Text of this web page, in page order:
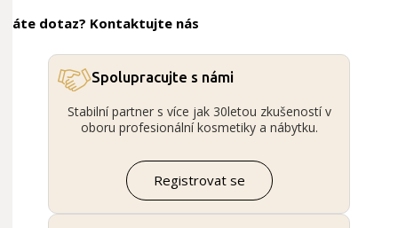
Máte dotaz? Kontaktujte nás
Spolupracujte s námi
Stabilní partner s více jak 30letou zkušeností v
oboru profesionální kosmetiky a nábytku.
Registrovat se